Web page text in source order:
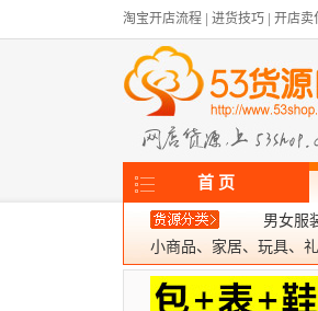
淘宝开店流程 进货技巧 开店卖
首 页
男女服
小商品、家居、玩具、